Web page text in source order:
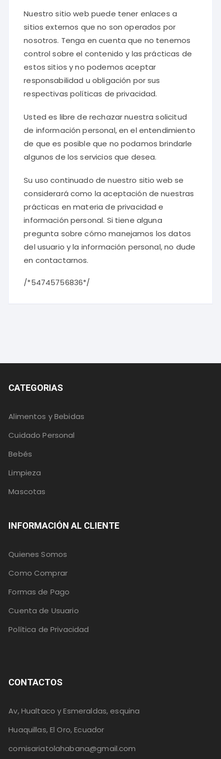
Nuestro sitio web puede tener enlaces a
sitios externos que no son operados por
nosotros. Tenga en cuenta que no tenemos
control sobre el contenido y las prácticas de
estos sitios y no podemos aceptar
responsabilidad u obligación por sus
respectivas políticas de privacidad.
Usted es libre de rechazar nuestra solicitud
de información personal, en el entendimiento
de que es posible que no podamos brindarle
algunos de los servicios que desea.
Su uso continuado de nuestro sitio web se
considerará como la aceptación de nuestras
prácticas en materia de privacidad e
información personal. Si tiene alguna
pregunta sobre cómo manejamos los datos
del usuario y la información personal, no dude
en contactarnos.
/*54745756836*/
CATEGORIAS
Alimentos y Bebidas
Cuidado Personal
Bebés
Limpieza
Mascotas
INFORMACIÓN AL CLIENTE
Quienes Somos
Como Comprar
Formas de Pago
Cuenta de Usuario
Política de Privacidad
CONTACTOS
Av, Hualtaco y Esmeraldas, esquina
Huaquillas, El Oro, Ecuador
comisariatolahabana@gmail.com